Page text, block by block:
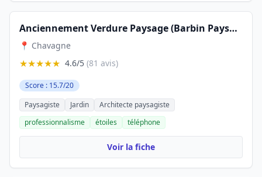
Anciennement Verdure Paysage (Barbin Paysage)
📍 Chavagne
★★★★★ 4.6/5 (81 avis)
Score : 15.7/20
Paysagiste
Jardin
Architecte paysagiste
professionnalisme
étoiles téléphone
Voir la fiche